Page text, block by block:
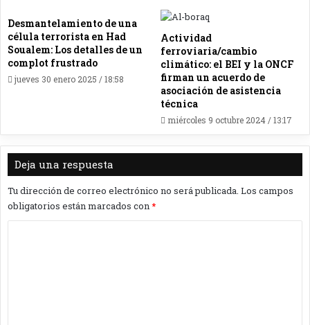
Desmantelamiento de una
célula terrorista en Had
Soualem: Los detalles de un
complot frustrado
jueves 30 enero 2025 / 18:58
Actividad
ferroviaria/cambio
climático: el BEI y la ONCF
firman un acuerdo de
asociación de asistencia
técnica
miércoles 9 octubre 2024 / 13:17
Deja una respuesta
Tu dirección de correo electrónico no será publicada. Los campos
obligatorios están marcados con*